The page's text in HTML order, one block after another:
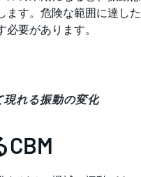
ます。危険な範囲に達した
要があります。
れる振動の変化